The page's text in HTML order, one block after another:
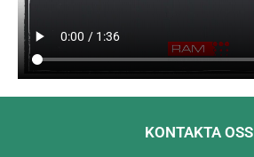
KONTAKTA OSS